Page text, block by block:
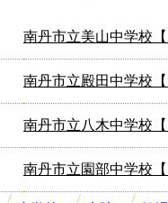
南丹市立美山中学校【
南丹市立殿田中学校【
南丹市立八木中学校【
南丹市立園部中学校【